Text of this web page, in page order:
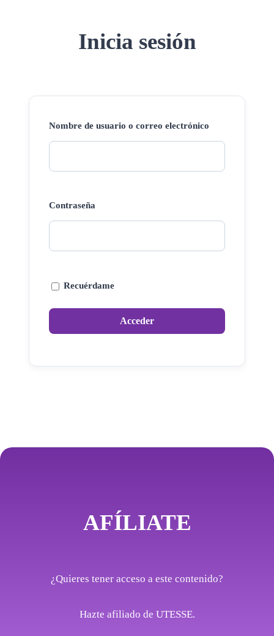
Inicia sesión
Nombre de usuario o correo electrónico
Contraseña
Recuérdame
AFÍLIATE
¿Quieres tener acceso a este contenido?
Hazte afiliado de UTESSE.